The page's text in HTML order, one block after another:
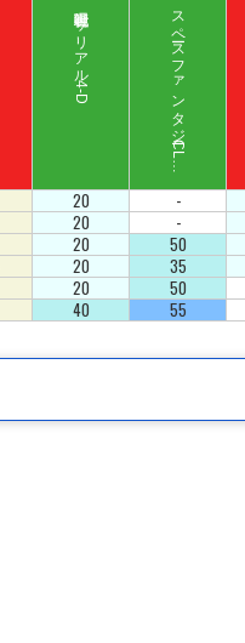
呪術廻戦 ザ リアル 4-D ス
ペ
ース
フ
ァ
ン
タ
ジ
ー
C
L
U
B
Z
E
D
D
20 -
20 -
20 50
20 35
20 50
40 55